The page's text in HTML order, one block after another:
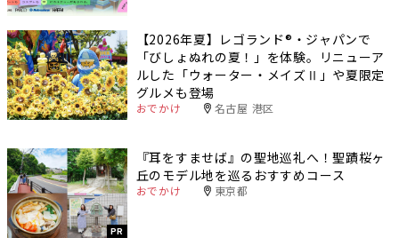
【2026年夏】レゴランド®・ジャパンで
「びしょぬれの夏！」を体験。リニューア
ルした「ウォーター・メイズⅡ」や夏限定
グルメも登場
おでかけ 名古屋 港区
PR
『耳をすませば』の聖地巡礼へ！聖蹟桜ヶ
丘のモデル地を巡るおすすめコース
おでかけ 東京都